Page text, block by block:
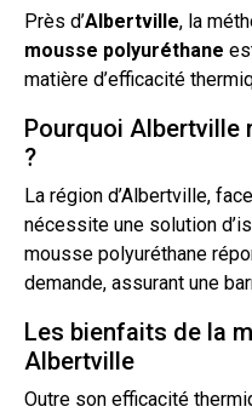
Près d’Albertville, la
mousse polyuréthane
matière d’efficacité
Pourquoi Albertville
?
La région d’Albertville,
nécessite une solution
mousse polyuréthane
demande, assurant une
Les bienfaits de la
Albertville
Outre son efficacité